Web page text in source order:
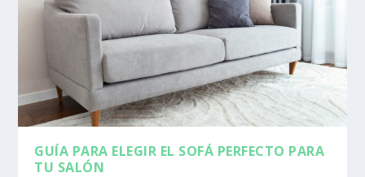
GUÍA PARA ELEGIR EL SOFÁ PERFECTO PARA
TU SALÓN